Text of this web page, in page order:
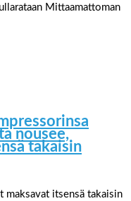
Mittaamattoman
nousee,
takaisin
maksavat itsensä takaisin